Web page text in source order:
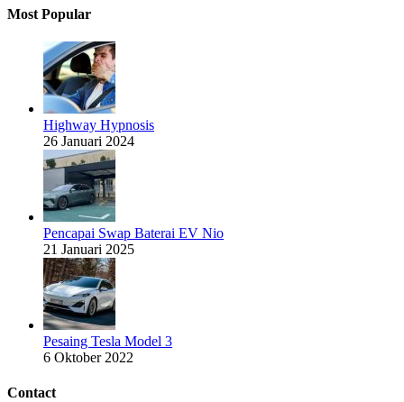
Most Popular
Highway Hypnosis
26 Januari 2024
Pencapai Swap Baterai EV Nio
21 Januari 2025
Pesaing Tesla Model 3
6 Oktober 2022
Contact